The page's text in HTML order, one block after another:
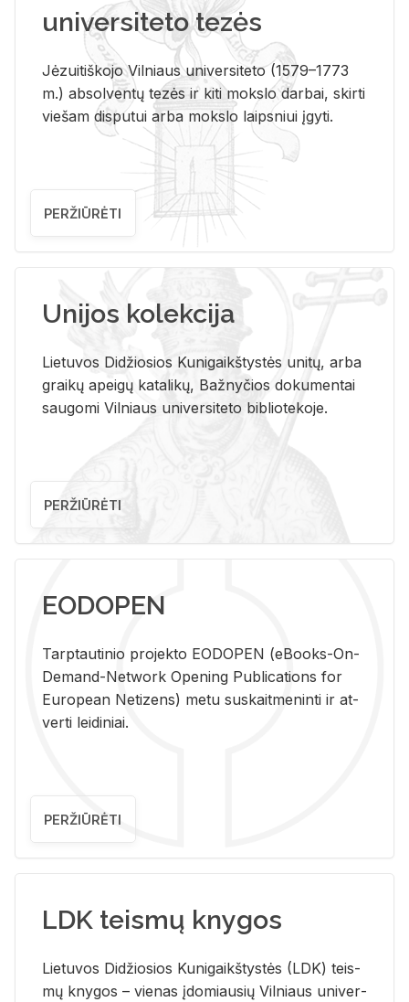
universiteto tezės
Jėzuitiškojo Vilniaus universiteto (1579–1773
m.) absolventų tezės ir kiti mokslo darbai, skirti
viešam disputui arba mokslo laipsniui įgyti.
PERŽIŪRĖTI
Unijos kolekcija
Lietuvos Didžiosios Kunigaikštystės unitų, arba
graikų apeigų katalikų, Bažnyčios dokumentai
saugomi Vilniaus universiteto bibliotekoje.
PERŽIŪRĖTI
EODOPEN
Tarp­tau­ti­nio pro­jek­to EO­DO­PEN (eBo­oks-On-
De­mand-Ne­twork Ope­ning Pub­li­ca­tions for
Eu­ro­pe­an Ne­ti­zens) metu su­skait­me­nin­ti ir at­
ver­ti lei­di­niai.
PERŽIŪRĖTI
LDK teismų knygos
Lie­tu­vos Di­džio­sios Ku­ni­gaikš­tys­tės (LDK) teis­
mų kny­gos – vie­nas įdo­miau­sių Vil­niaus uni­ver­